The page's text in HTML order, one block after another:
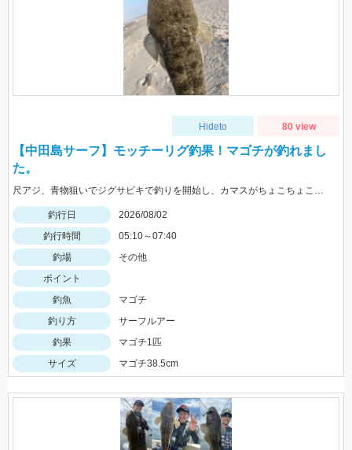
Hideto 80 view
【中田島サーフ】モッチーリグ釣果！マゴチが釣れまし
た。
尺アジ、青物狙いでジグサビキで釣りを開始し、カマスがちょこちょこ釣れるものの、狙いの魚は釣れず…。そこで先週、スズキ、イシモチを釣ることができたモッチーリグをセット！スパテラを使ってシャクりながら誘っていると、ゴンっと強い当たりがあり、なかなか歯ごたえのある引きを楽しみながら慎重に引き上げると、正体はマゴチでした。人生初マゴチの喜びと、モッチーリグで釣れたことの驚きでとても充実した釣行でした。絡まないし、ちゃんと釣れるし、モッチーリグに心から感謝しています( ´ ▽ ` )ﾉ
釣行日
2026/08/02
釣行時間
05:10～07:40
釣場
その他
ポイント
釣魚
マゴチ
釣り方
サーフルアー
釣果
マゴチ1匹
サイズ
マゴチ38.5cm